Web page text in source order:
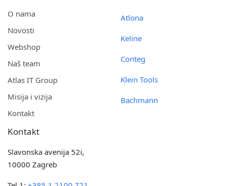
O nama
Novosti
Webshop
Naš team
Atlas IT Group
Misija i vizija
Kontakt
Atlona
Keline
Conteg
Klein Tools
Bachmann
Kontakt
Slavonska avenija 52i,
10000 Zagreb